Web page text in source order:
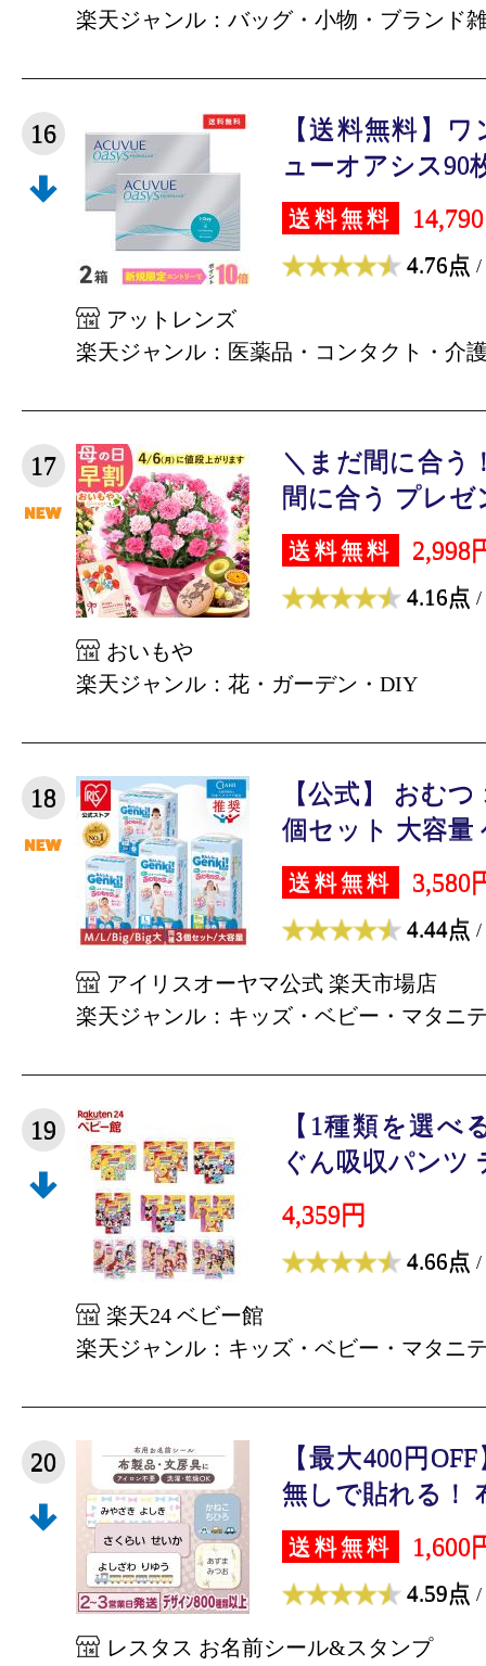
楽天ジャンル：バッグ・小物・ブランド
16
【送料無料】
ューオアシス90
送料無料
4.76点 /
アットレンズ
楽天ジャンル：医薬品・コンタクト・介
17
＼まだ間に合う
間に合う プレゼ
送料無料 2,998
4.16点 /
おいもや
楽天ジャンル：花・ガーデン・DIY
18
【公式】 おむ
個セット 大容量
送料無料 3,580
4.44点 /
アイリスオーヤマ公式 楽天市場店
楽天ジャンル：キッズ・ベビー・マタニ
19
【1種類を選べ
ぐん吸収パンツ
4,359円
4.66点 /
楽天24 ベビー館
楽天ジャンル：キッズ・ベビー・マタニ
20
【最大400円
無しで貼れる！
送料無料 1,600
4.59点 /
レスタス お名前シール&スタンプ